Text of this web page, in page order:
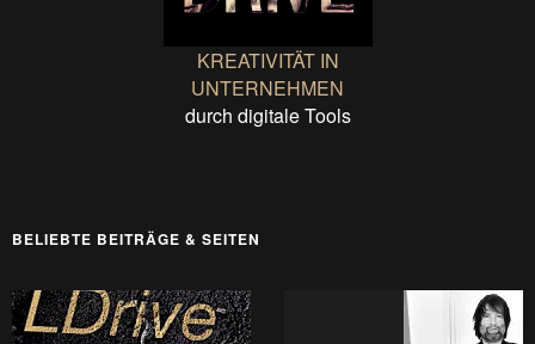
KREATIVITÄT IN
UNTERNEHMEN
durch digitale Tools
BELIEBTE BEITRÄGE & SEITEN